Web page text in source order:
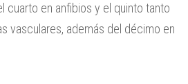
cuarto en anfibios y el quinto tanto
vasculares, además del décimo en